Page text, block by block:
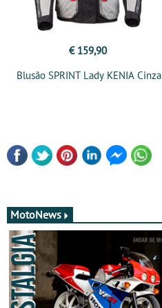
€ 159,90
Blusão SPRINT Lady KENIA Cinza
MotoNews